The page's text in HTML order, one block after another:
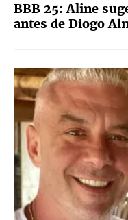
BBB 25: Aline
antes de Diogo